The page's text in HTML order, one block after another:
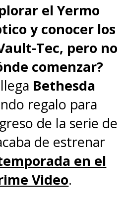
#Season4
ma8EB2wZ2u
August 22, 2022
mostró una
muestra junto a
de la primera
Seven" que
el Yermo
y conocer los
Tec, pero no
comenzar?
Bethesda
regalo para
de la serie de
de estrenar
en el
Video.